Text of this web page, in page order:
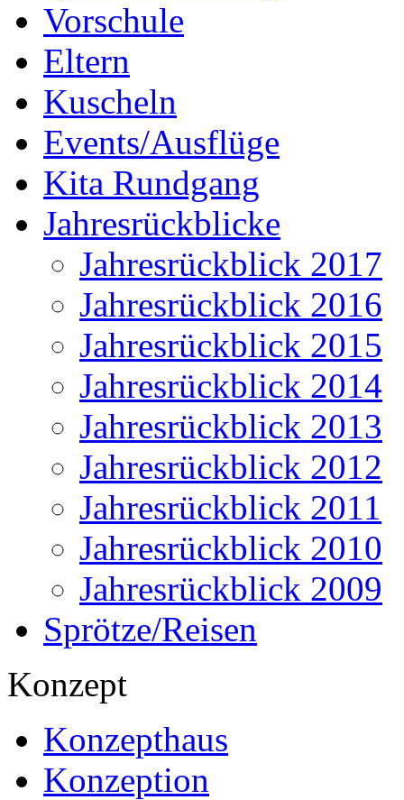
Vorschule
Eltern
Kuscheln
Events/Ausflüge
Kita Rundgang
Jahresrückblicke
Jahresrückblick 2017
Jahresrückblick 2016
Jahresrückblick 2015
Jahresrückblick 2014
Jahresrückblick 2013
Jahresrückblick 2012
Jahresrückblick 2011
Jahresrückblick 2010
Jahresrückblick 2009
Sprötze/Reisen
Konzept
Konzepthaus
Konzeption